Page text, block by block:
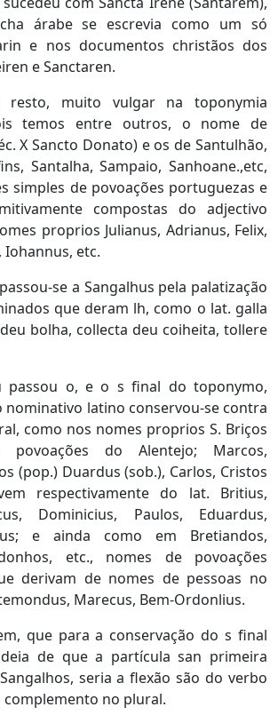
árabe se escrevia como um só
e nos documentos christãos dos
e Sanctaren.
muito vulgar na toponymia
temos entre outros, o nome de
X Sancto Donato) e os de Santulhão,
Santalha, Sampaio, Sanhoane.,etc,
simples de povoações portuguezas e
compostas do adjectivo
proprios Julianus, Adrianus, Felix,
Iohannus, etc.
se a Sangalhus pela palatização
que deram lh, como o lat. galla
bolha, collecta deu coiheita, tollere
passou o, e o s final do toponymo,
nominativo latino conservou-se contra
como nos nomes proprios S. Briços
do Alentejo; Marcos,
(pop.) Duardus (sob.), Carlos, Cristos
respectivamente do lat. Britius,
Dominicius, Paulos, Eduardus,
e ainda como em Bretiandos,
etc., nomes de povoações
derivam de nomes de pessoas no
Marecus, Bem-Ordonlius.
que para a conservação do s final
de que a partícula san primeira
seria a flexão são do verbo
complemento no plural.